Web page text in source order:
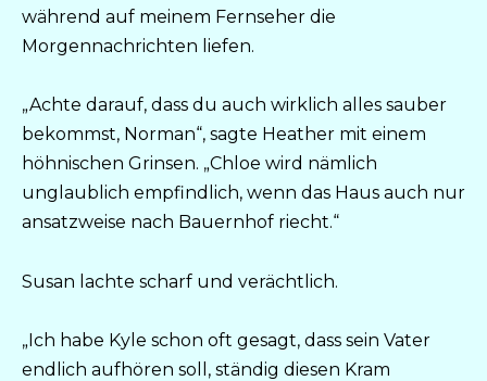
während auf meinem Fernseher die
Morgennachrichten liefen.
„Achte darauf, dass du auch wirklich alles sauber
bekommst, Norman“, sagte Heather mit einem
höhnischen Grinsen. „Chloe wird nämlich
unglaublich empfindlich, wenn das Haus auch nur
ansatzweise nach Bauernhof riecht.“
Susan lachte scharf und verächtlich.
„Ich habe Kyle schon oft gesagt, dass sein Vater
endlich aufhören soll, ständig diesen Kram